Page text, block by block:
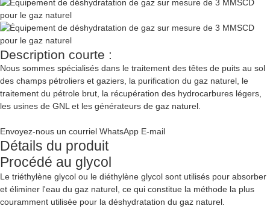
Description courte :
Nous sommes spécialisés dans le traitement des têtes de puits au sol
des champs pétroliers et gaziers, la purification du gaz naturel, le
traitement du pétrole brut, la récupération des hydrocarbures légers,
les usines de GNL et les générateurs de gaz naturel.
Envoyez-nous un courriel WhatsApp E-mail
Détails du produit
Procédé au glycol
Le triéthylène glycol ou le diéthylène glycol sont utilisés pour absorber
et éliminer l'eau du gaz naturel, ce qui constitue la méthode la plus
couramment utilisée pour la déshydratation du gaz naturel.